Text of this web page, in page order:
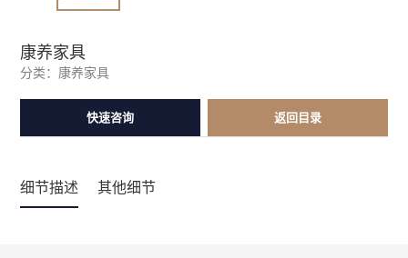
康养家具
分类： 康养家具
快速咨询 返回目录
细节描述 其他细节